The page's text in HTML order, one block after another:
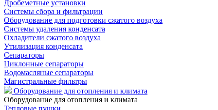
Дробеметные установки
Системы сбора и фильтрации
Оборудование для подготовки сжатого воздуха
Системы удаления конденсата
Охладители сжатого воздуха
Утилизация конденсата
Сепараторы
Циклонные сепараторы
Водомасляные сепараторы
Магистральные фильтры
Оборудование для отопления и климата
Оборудование для отопления и климата
Тепловые пушки